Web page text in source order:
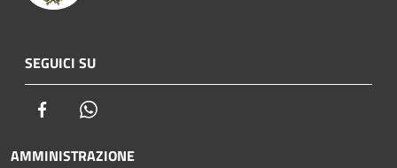
SEGUICI SU
Facebook
AMMINISTRAZIONE